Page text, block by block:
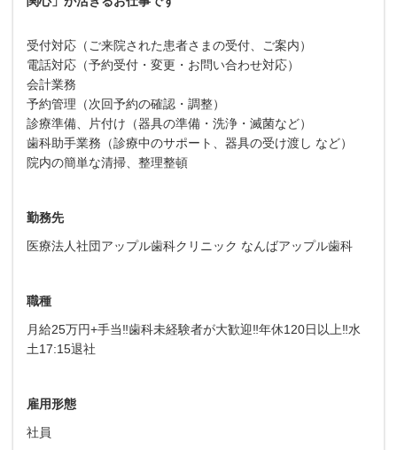
受付対応（ご来院された患者さまの受付、ご案内）
電話対応（予約受付・変更・お問い合わせ対応）
会計業務
予約管理（次回予約の確認・調整）
診療準備、片付け（器具の準備・洗浄・滅菌など）
歯科助手業務（診療中のサポート、器具の受け渡し など）
院内の簡単な清掃、整理整頓
勤務先
医療法人社団アップル歯科クリニック なんばアップル歯科
職種
月給25万円+手当‼歯科未経験者が大歓迎‼年休120日以上‼水
土17:15退社
雇用形態
社員